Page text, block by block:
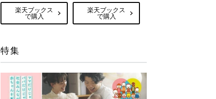
楽天ブックス
で購入
楽天ブックス
で購入
特集